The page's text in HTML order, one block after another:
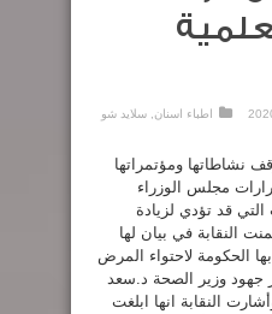
اطباء اسنان, سلايد شو
نشاطاتها ومؤتمراتها
مجلس الوزراء
التي قد تؤدي لزيادة
النقابة في بيان لها
الحكومة لاحتواء المرض
جهود وزير الصحة د.سعد
النقابة انها ابلغت